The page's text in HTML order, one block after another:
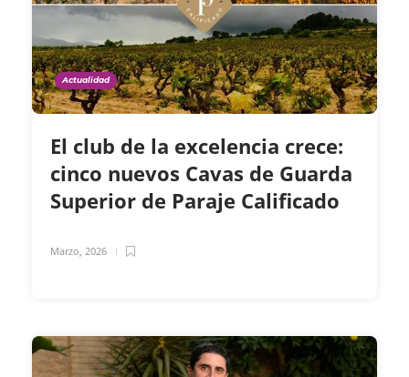
Actualidad
El club de la excelencia crece:
cinco nuevos Cavas de Guarda
Superior de Paraje Calificado
Marzo, 2026